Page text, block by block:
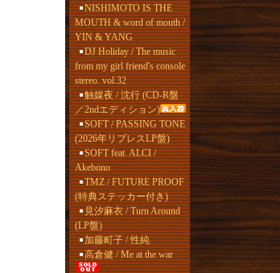
NISHIMOTO IS THE
MOUTH & word of mouth /
YIN & YANG
DJ Holiday / The music
from my girl friend's console
stereo. vol.32
触媒夜 / 沈行 (CD-R盤
／2ndエディション)
SOFT / PASSING TONE
(2026年リプレスLP盤)
SOFT feat. ALCI /
Akebono
TMZ / FUTURE PROOF
(特典ステッカー付き)
見汐麻衣 / Turn Around
(LP盤)
加藤町子 / 性純
高倉健 / Me at the war